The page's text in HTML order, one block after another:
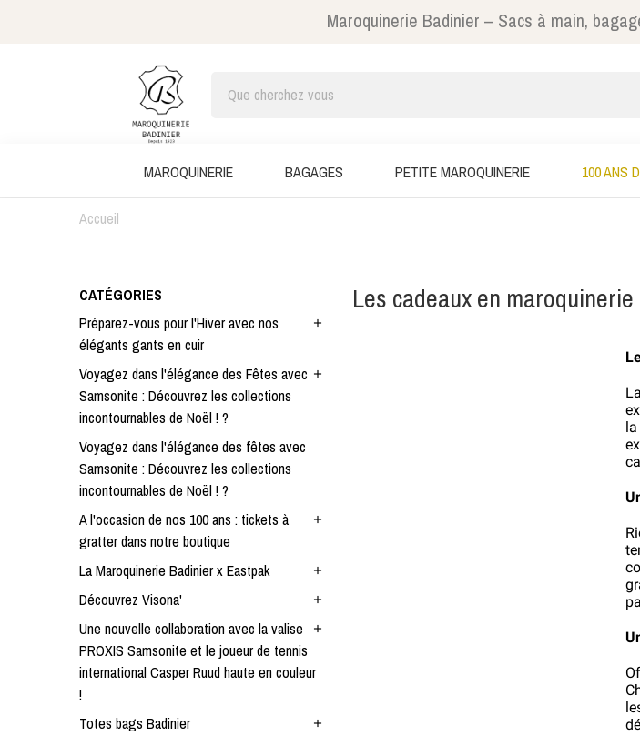
Maroquinerie Badinier – Sacs à main,
MAROQUINERIE BAGAGES PETITE MAROQUINERIE 100 ANS
Accueil
CATÉGORIES
Préparez-vous pour l'Hiver avec nos
élégants gants en cuir
add
Voyagez dans l'élégance des Fêtes avec
Samsonite : Découvrez les collections
incontournables de Noël ! ?
add
Voyagez dans l'élégance des fêtes avec
Samsonite : Découvrez les collections
incontournables de Noël ! ?
A l'occasion de nos 100 ans : tickets à
gratter dans notre boutique
add
La Maroquinerie Badinier x Eastpak add
Découvrez Visona' add
Une nouvelle collaboration avec la valise
PROXIS Samsonite et le joueur de tennis
international Casper Ruud haute en couleur
!
add
Totes bags Badinier add
Les cadeaux en